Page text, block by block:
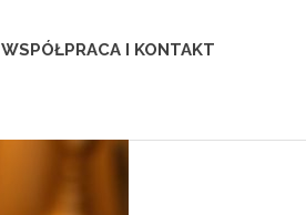
WSPÓŁPRACA I KONTAKT